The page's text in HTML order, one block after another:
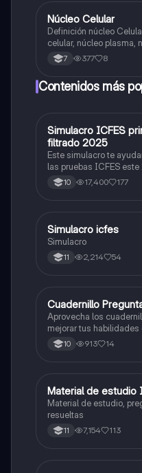
Biologia
Núcleo Celular
Definición núcleo Celular Definición de:
celular, núcleo plasma,
Interfase Fases de la
7 377 8
Contenidos más
ICFES: Matemáticas
Simulacro ICFES
filtrado 2025
Este simulacro te
las pruebas ICFES
500/500. Y poder ser
quieras, estudiar la
10 17,400 177
ICFES: Lectura Crítica
Simulacro icfes
Simulacro
11 2,214 54
ICFES: Inglés
Cuadernillo
Aprovecha los
mejorar tus
Prueba Saber 11. 🫡
10 913 14
ICFES: Matemáticas
Material de estudio
Material de estudio,
resueltas
11 7,154 113